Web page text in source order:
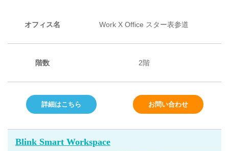
オフィス名 Work X Office スター表参道
階数 2階
詳細はこちら お問い合わせ
Blink Smart Workspace